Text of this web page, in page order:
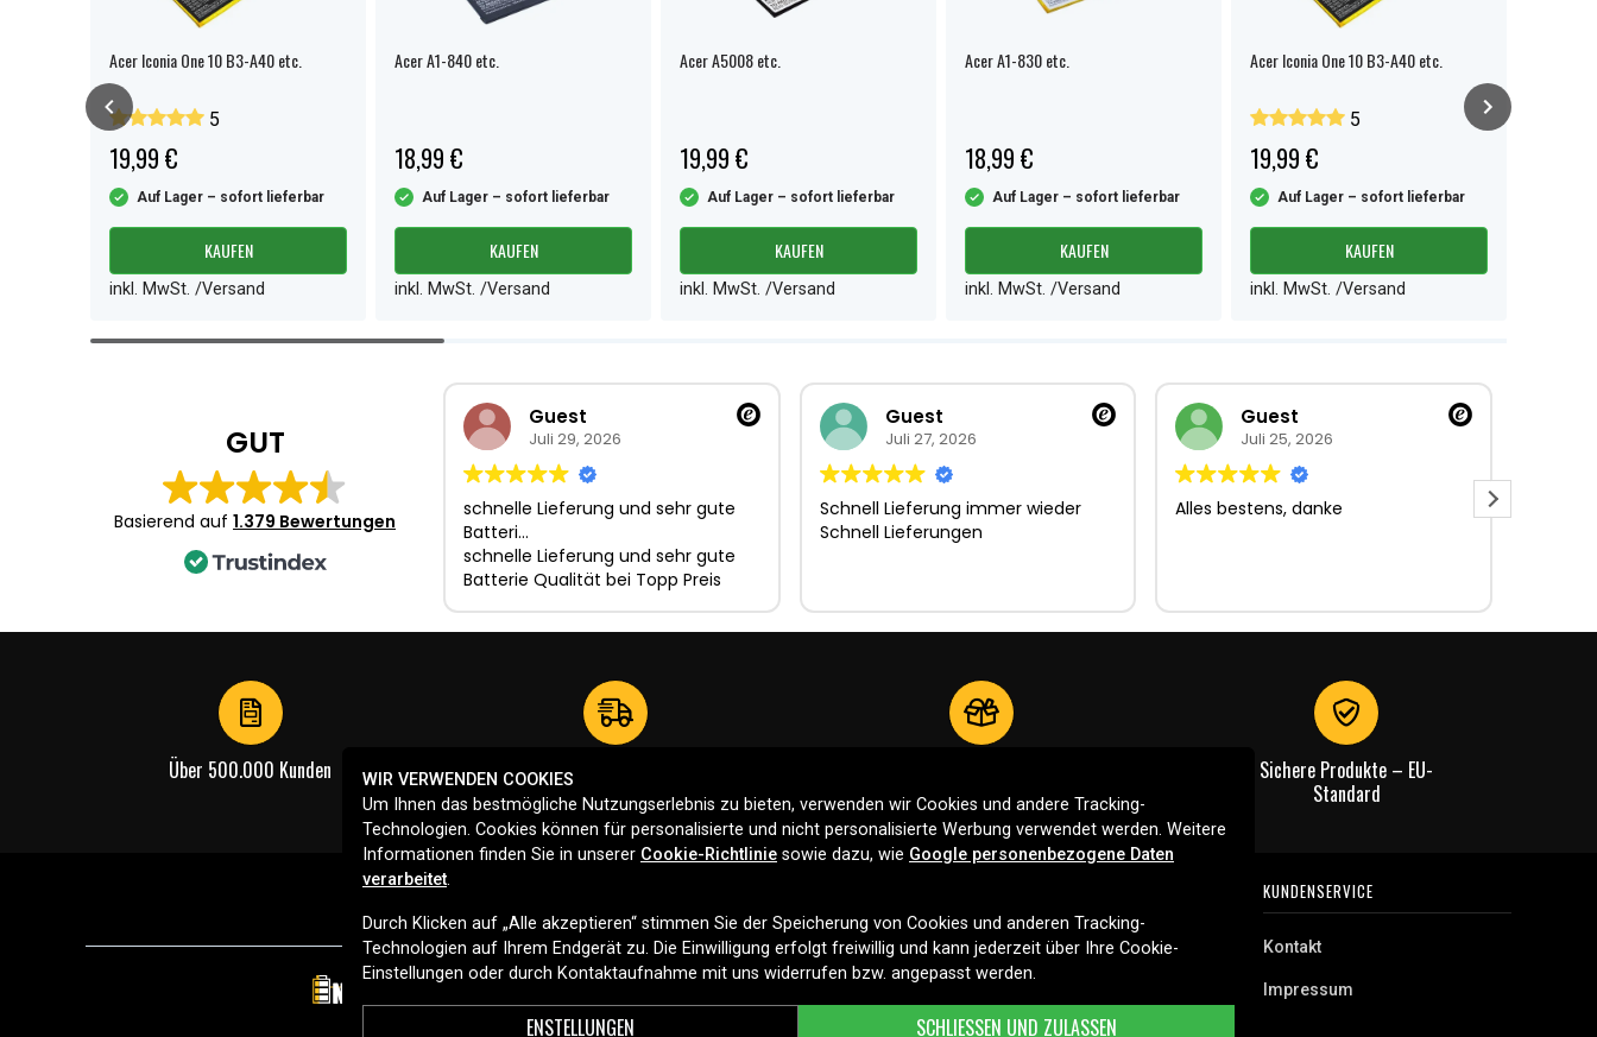
Acer Iconia One 10 B3-A40 etc.
5
19,99 €
Auf Lager – sofort lieferbar
KAUFEN
inkl. MwSt. /Versand
Acer A1-840 etc.
18,99 €
Auf Lager – sofort lieferbar
KAUFEN
inkl. MwSt. /Versand
Acer A5008 etc.
19,99 €
Auf Lager – sofort lieferbar
KAUFEN
inkl. MwSt. /Versand
Acer A1-830 etc.
18,99 €
Auf Lager – sofort lieferbar
KAUFEN
inkl. MwSt. /Versand
Acer Iconia One 10 B3-A40 etc.
5
19,99 €
Auf Lager – sofort lieferbar
KAUFEN
inkl. MwSt. /Versand
Item
GUT
Basierend auf 1.379 Bewertungen
Guest
Juli 29, 2026
schnelle Lieferung und sehr gute
Batteri…
schnelle Lieferung und sehr gute
Batterie Qualität bei Topp Preis
Guest
Juli 27, 2026
Schnell Lieferung immer wieder
Schnell Lieferungen
Guest
Juli 25, 2026
Alles bestens, danke
Über 500.000 Kunden Versand ab 2,99 €
Sichere Produkte – EU-
Standard
Häufige Fragen Über uns
AGB
KUNDENSERVICE
Kontakt
Impressum
WIR VERWENDEN COOKIES
Um Ihnen das bestmögliche Nutzungserlebnis zu bieten, verwenden wir Cookies und andere Tracking-
Technologien. Cookies können für personalisierte und nicht personalisierte Werbung verwendet werden. Weitere
Informationen finden Sie in unserer Cookie-Richtlinie sowie dazu, wie Google personenbezogene Daten
verarbeitet.
Durch Klicken auf „Alle akzeptieren“ stimmen Sie der Speicherung von Cookies und anderen Tracking-
Technologien auf Ihrem Endgerät zu. Die Einwilligung erfolgt freiwillig und kann jederzeit über Ihre Cookie-
Einstellungen oder durch Kontaktaufnahme mit uns widerrufen bzw. angepasst werden.
ENSTELLUNGEN SCHLIESSEN UND ZULASSEN